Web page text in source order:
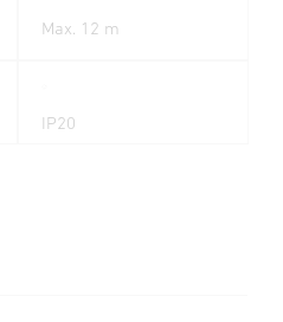
Max. 12 m
IP20